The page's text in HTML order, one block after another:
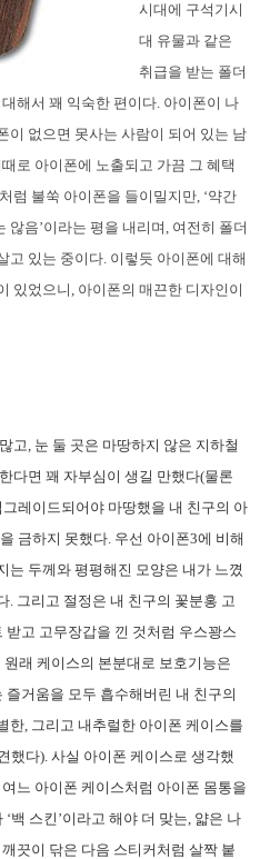
시대에 구석기시
대 유물과 같은
취급을 받는 폴더
해서 꽤 익숙한 편이다. 아이폰이 나
이 없으면 못사는 사람이 되어 있는 남
로 아이폰에 노출되고 가끔 그 혜택
럼 불쑥 아이폰을 들이밀지만, ‘약간
않음’이라는 평을 내리며, 여전히 폴더
고 있는 중이다. 이렇듯 아이폰에 대해
있었으니, 아이폰의 매끈한 디자인이
고, 눈 둘 곳은 마땅하지 않은 지하철
다면 꽤 자부심이 생길 만했다(물론
레이드되어야 마땅했을 내 친구의 아
금하지 못했다. 우선 아이폰3에 비해
는 두께와 평평해진 모양은 내가 느꼈
. 그리고 절정은 내 친구의 꽃분홍 고
고 고무장갑을 낀 것처럼 우스꽝스
래 케이스의 본분대로 보호기능은
즐거움을 모두 흡수해버린 내 친구의
한, 그리고 내추럴한 아이폰 케이스를
했다). 사실 아이폰 케이스로 생각했
느 아이폰 케이스처럼 아이폰 몸통을
백 스킨’이라고 해야 더 맞는, 얇은 나
끗이 닦은 다음 스티커처럼 살짝 붙